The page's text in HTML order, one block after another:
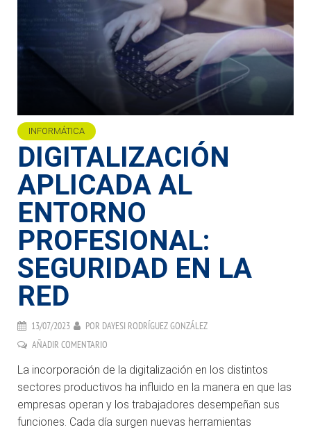
INFORMÁTICA
DIGITALIZACIÓN
APLICADA AL
ENTORNO
PROFESIONAL:
SEGURIDAD EN LA
RED
13/07/2023 POR DAYESI RODRÍGUEZ GONZÁLEZ
AÑADIR COMENTARIO
La incorporación de la digitalización en los distintos
sectores productivos ha influido en la manera en que las
empresas operan y los trabajadores desempeñan sus
funciones. Cada día surgen nuevas herramientas